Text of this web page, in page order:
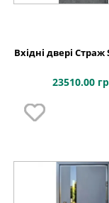
Вхідні двері Страж
23510.00